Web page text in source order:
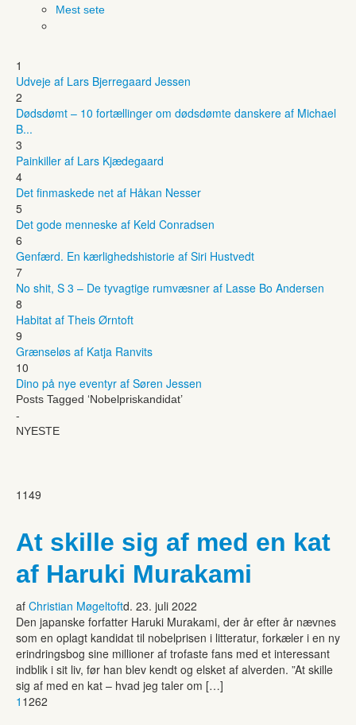
Mest sete
1
Udveje af Lars Bjerregaard Jessen
2
Dødsdømt – 10 fortællinger om dødsdømte danskere af Michael
B...
3
Painkiller af Lars Kjædegaard
4
Det finmaskede net af Håkan Nesser
5
Det gode menneske af Keld Conradsen
6
Genfærd. En kærlighedshistorie af Siri Hustvedt
7
No shit, S 3 – De tyvagtige rumvæsner af Lasse Bo Andersen
8
Habitat af Theis Ørntoft
9
Grænseløs af Katja Ranvits
10
Dino på nye eventyr af Søren Jessen
Posts Tagged ‘Nobelpriskandidat’
-
NYESTE
1149
At skille sig af med en kat
af Haruki Murakami
af Christian Møgeltoftd. 23. juli 2022
Den japanske forfatter Haruki Murakami, der år efter år nævnes
som en oplagt kandidat til nobelprisen i litteratur, forkæler i en ny
erindringsbog sine millioner af trofaste fans med et interessant
indblik i sit liv, før han blev kendt og elsket af alverden. ”At skille
sig af med en kat – hvad jeg taler om […]
1 1262